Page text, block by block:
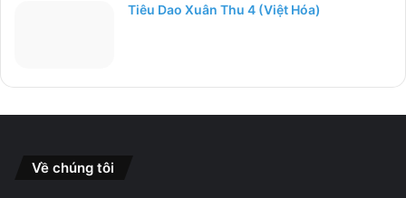
Tiêu Dao Xuân Thu 4 (Việt Hóa)
Về chúng tôi